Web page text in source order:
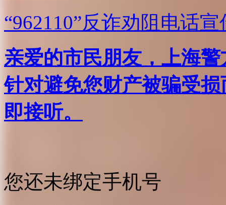
“962110”反诈劝阻电话宣
亲爱的市民朋友，上海
针对避免您财产被骗受
即接听。
您还未绑定手机号